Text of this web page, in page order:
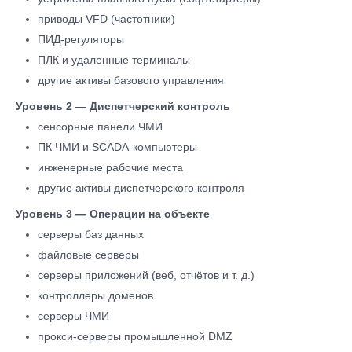
приводы VFD (частотники)
ПИД-регуляторы
ПЛК и удаленные терминалы
другие активы базового управления
Уровень 2 — Диспетчерский контроль
сенсорные панели ЧМИ
ПК ЧМИ и SCADA-компьютеры
инженерные рабочие места
другие активы диспетчер­ского контроля
Уровень 3 — Операции на объекте
серверы баз данных
файловые серверы
серверы приложений (веб, отчётов и т. д.)
контроллеры доменов
серверы ЧМИ
прокси-серверы промышлен­ной DMZ